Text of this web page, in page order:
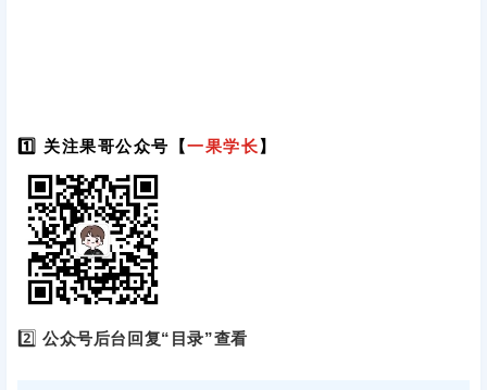
1️⃣ 关注果哥公众号【一果学长】
2️⃣公众号后台回复“目录”查看